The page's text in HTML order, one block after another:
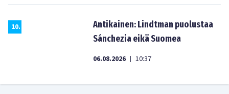
10.
Antikainen: Lindtman puolustaa
Sánchezia eikä Suomea
06.08.2026 | 10:37